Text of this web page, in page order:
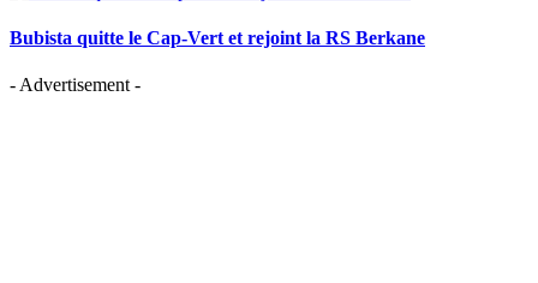
Bubista quitte le Cap-Vert et rejoint la RS Berkane
- Advertisement -